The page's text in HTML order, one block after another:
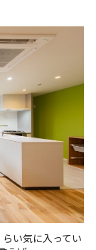
い気に入ってい